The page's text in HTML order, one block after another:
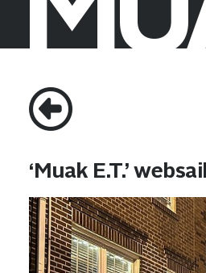
for:
‘Muak E.T.’